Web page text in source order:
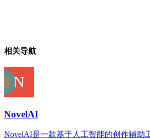
相关导航
NovelAI
NovelAI是一款基于人工智能的创作辅助